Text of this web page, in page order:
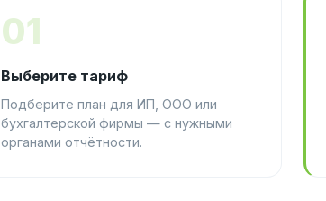
01
Выберите тариф
Подберите план для ИП, ООО или
бухгалтерской фирмы — с нужными
органами отчётности.